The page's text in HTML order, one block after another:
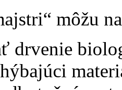
môžu
drvenie